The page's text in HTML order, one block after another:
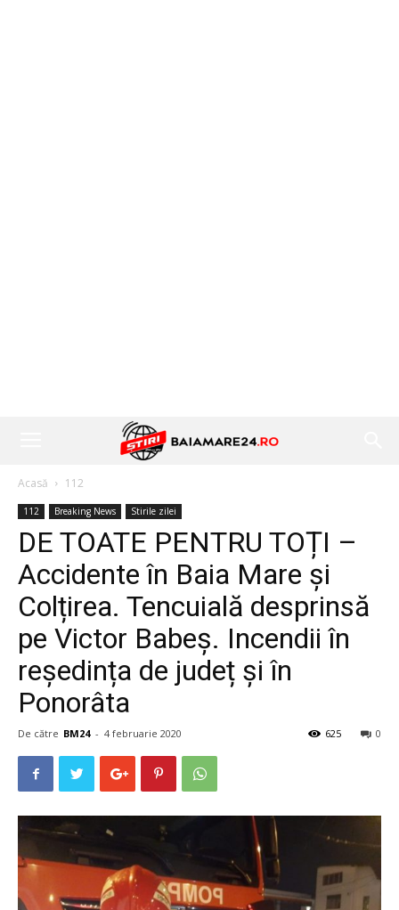
Acasă 112
112 Breaking News Stirile zilei
DE TOATE PENTRU TOȚI –
Accidente în Baia Mare și
Colțirea. Tencuială desprinsă
pe Victor Babeș. Incendii în
reședința de județ și în
Ponorâta
De către BM24 - 4 februarie 2020 0
625